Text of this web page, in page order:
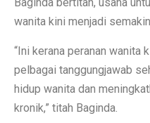
wanita kini menjadi
“Ini kerana peranan wanita
pelbagai tanggungjawab
hidup wanita dan
kronik,” titah Baginda.